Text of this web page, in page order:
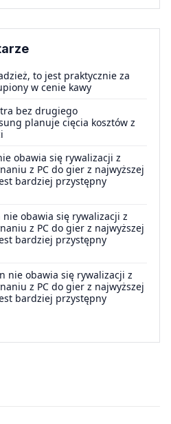
to jest praktycznie za
w cenie kawy
bez drugiego
planuje cięcia kosztów z
obawia się rywalizacji z
z PC do gier z najwyższej
bardziej przystępny
nie obawia się rywalizacji z
z PC do gier z najwyższej
bardziej przystępny
nie obawia się rywalizacji z
z PC do gier z najwyższej
bardziej przystępny